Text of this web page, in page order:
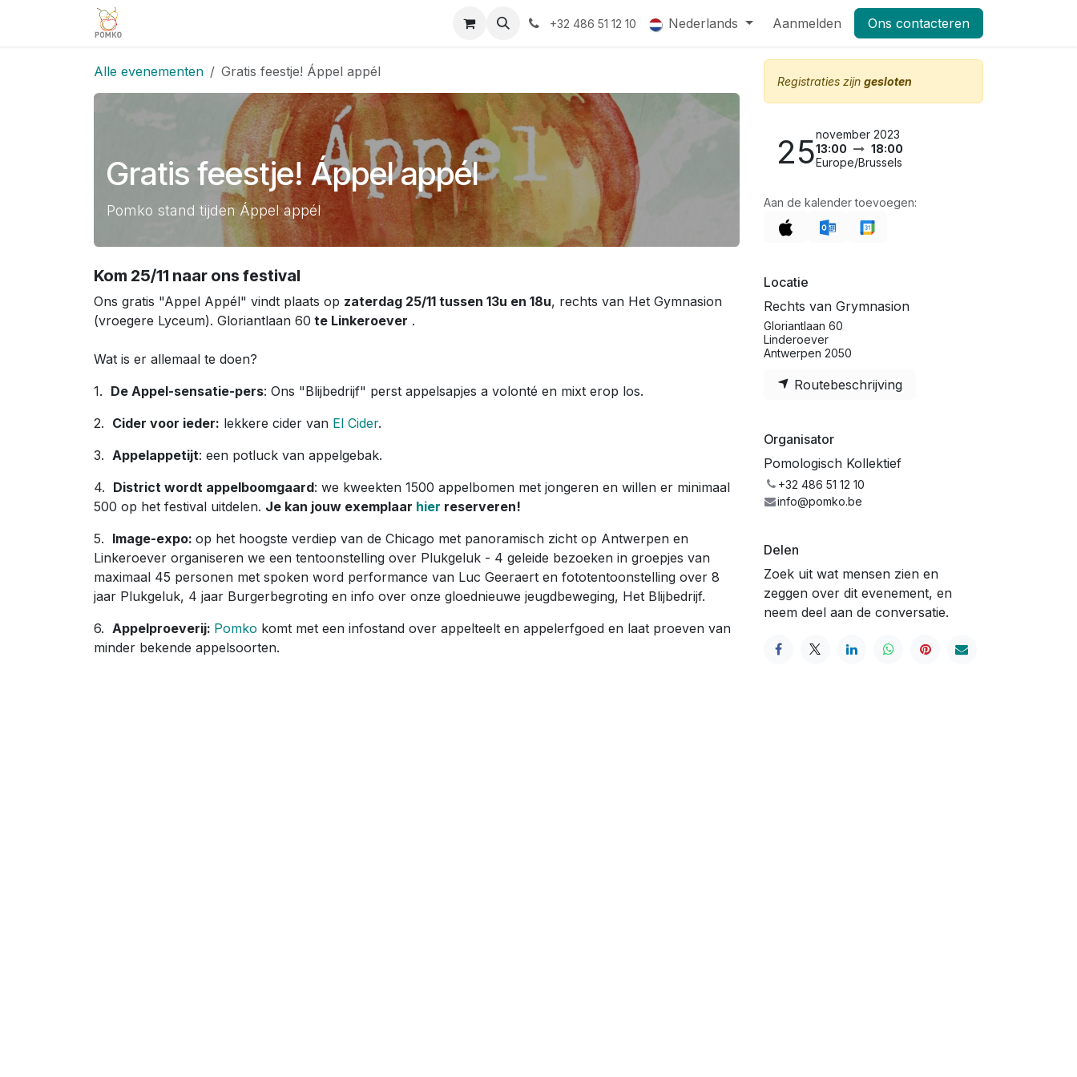
Overslaan naar inhoud
QR-labels Leifruit Subsidiedossiers Pers Shop Vacatures Masterclass Leifruit 2026_dag1
+32 486 51 12 10 Nederlands Aanmelden Ons contacteren
Alle evenementen Gratis feestje! Áppel appél
Gratis feestje! Áppel appél
Pomko stand tijden Áppel appél
Kom 25/11 naar ons festival
Ons gratis "Appel Appél" vindt plaats op zaterdag 25/11 tussen 13u en 18u, rechts van Het Gymnasion
(vroegere Lyceum). Gloriantlaan 60 te Linkeroever .
Wat is er allemaal te doen?
1. De Appel-sensatie-pers: Ons "Blijbedrijf" perst appelsapjes a volonté en mixt erop los.
2. Cider voor ieder: lekkere cider van El Cider.
3. Appelappetijt: een potluck van appelgebak.
4. District wordt appelboomgaard: we kweekten 1500 appelbomen met jongeren en willen er minimaal
500 op het festival uitdelen. Je kan jouw exemplaar hier reserveren!
5. Image-expo: op het hoogste verdiep van de Chicago met panoramisch zicht op Antwerpen en
Linkeroever organiseren we een tentoonstelling over Plukgeluk - 4 geleide bezoeken in groepjes van
maximaal 45 personen met spoken word performance van Luc Geeraert en fototentoonstelling over 8
jaar Plukgeluk, 4 jaar Burgerbegroting en info over onze gloednieuwe jeugdbeweging, Het Blijbedrijf.
6. Appelproeverij: Pomko komt met een infostand over appelteelt en appelerfgoed en laat proeven van
minder bekende appelsoorten.
Registraties zijn gesloten
25november 2023
13:00
18:00
Europe/Brussels
Aan de kalender toevoegen:
Locatie
Rechts van Grymnasion
Gloriantlaan 60
Linderoever
Antwerpen 2050
Routebeschrijving
Organisator
Pomologisch Kollektief
+32 486 51 12 10
info@pomko.be
Delen
Zoek uit wat mensen zien en
zeggen over dit evenement, en
neem deel aan de conversatie.